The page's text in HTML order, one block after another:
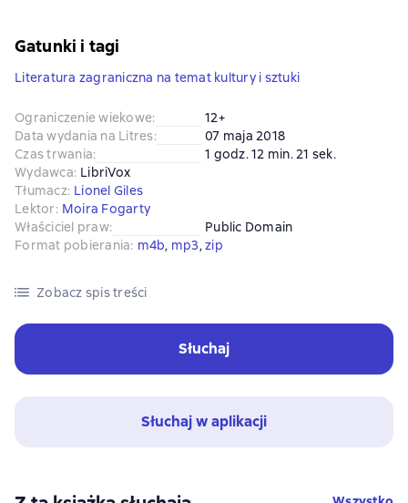
Gatunki i tagi
Literatura zagraniczna na temat kultury i sztuki
Ograniczenie wiekowe:
12+
Data wydania na Litres:
07 maja 2018
Czas trwania:
1 godz. 12 min. 21 sek.
Wydawca: LibriVox
Tłumacz: Lionel Giles
Lektor: Moira Fogarty
Właściciel praw:
Public Domain
Format pobierania: m4b, mp3, zip
Zobacz spis treści
Słuchaj
Słuchaj w aplikacji